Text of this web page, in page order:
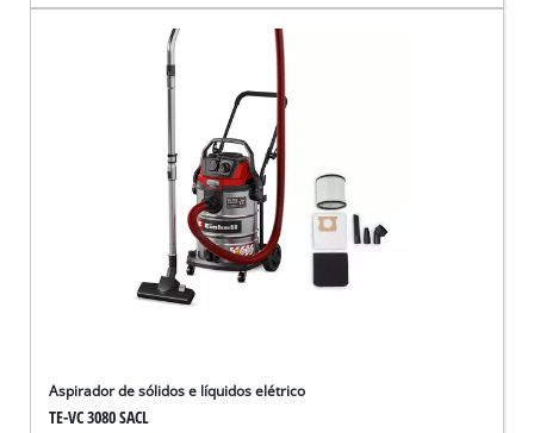
Aspirador de sólidos e líquidos elétrico
TE-VC 3080 SACL